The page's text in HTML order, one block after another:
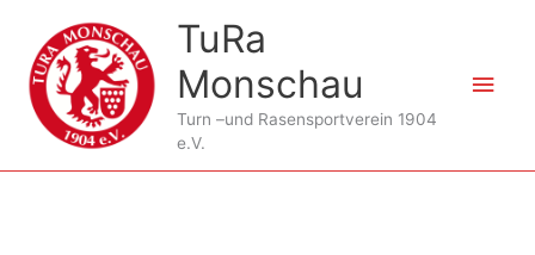
springen
TuRa
Monschau
Turn –und Rasensportverein 1904
e.V.